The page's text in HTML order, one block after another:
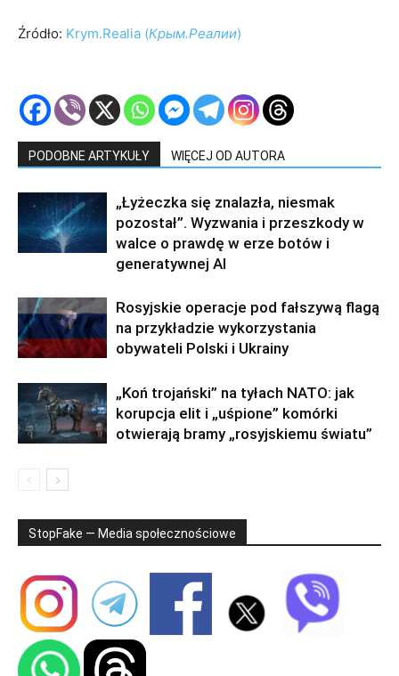
Źródło: Krym.Realia (Крым.Реалии)
PODOBNE ARTYKUŁY WIĘCEJ OD AUTORA
„Łyżeczka się znalazła, niesmak
pozostał”. Wyzwania i przeszkody w
walce o prawdę w erze botów i
generatywnej AI
Rosyjskie operacje pod fałszywą flagą
na przykładzie wykorzystania
obywateli Polski i Ukrainy
„Koń trojański” na tyłach NATO: jak
korupcja elit i „uśpione” komórki
otwierają bramy „rosyjskiemu światu”
StopFake — Media społecznościowe